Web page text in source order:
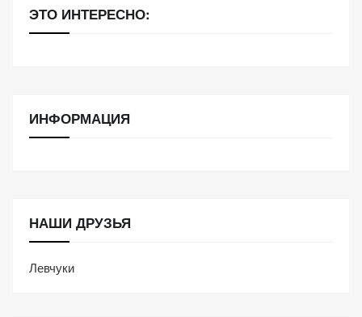
ЭТО ИНТЕРЕСНО:
ИНФОРМАЦИЯ
НАШИ ДРУЗЬЯ
Левчуки